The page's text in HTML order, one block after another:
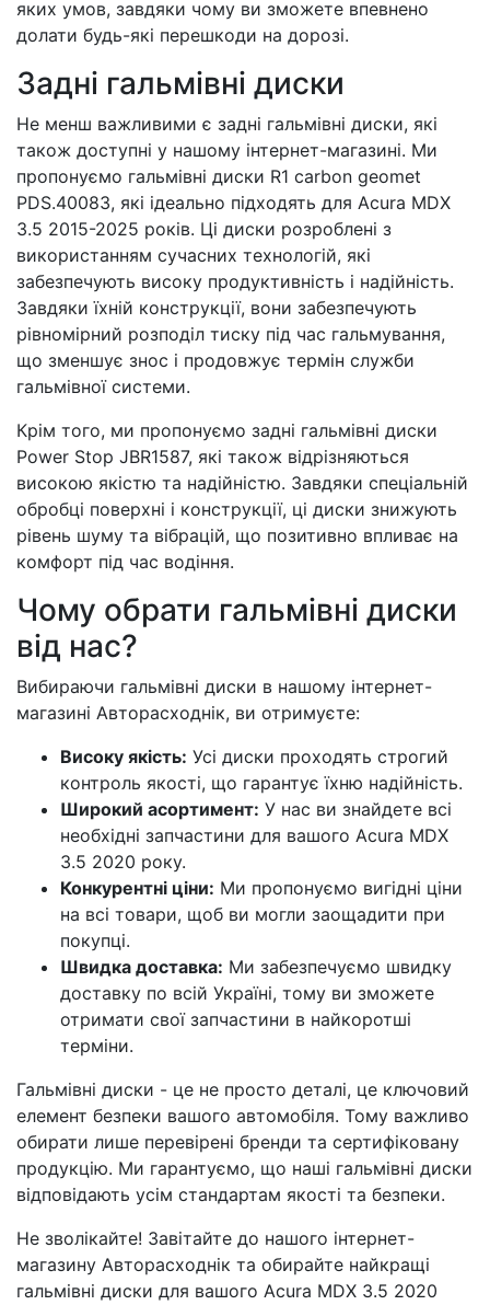
яких умов, завдяки чому ви зможете впевнено
долати будь-які перешкоди на дорозі.
Задні гальмівні диски
Не менш важливими є задні гальмівні диски, які
також доступні у нашому інтернет-магазині. Ми
пропонуємо гальмівні диски R1 carbon geomet
PDS.40083, які ідеально підходять для Acura MDX
3.5 2015-2025 років. Ці диски розроблені з
використанням сучасних технологій, які
забезпечують високу продуктивність і надійність.
Завдяки їхній конструкції, вони забезпечують
рівномірний розподіл тиску під час гальмування,
що зменшує знос і продовжує термін служби
гальмівної системи.
Крім того, ми пропонуємо задні гальмівні диски
Power Stop JBR1587, які також відрізняються
високою якістю та надійністю. Завдяки спеціальній
обробці поверхні і конструкції, ці диски знижують
рівень шуму та вібрацій, що позитивно впливає на
комфорт під час водіння.
Чому обрати гальмівні диски
від нас?
Вибираючи гальмівні диски в нашому інтернет-
магазині Авторасходнік, ви отримуєте:
Високу якість: Усі диски проходять строгий
контроль якості, що гарантує їхню надійність.
Широкий асортимент: У нас ви знайдете всі
необхідні запчастини для вашого Acura MDX
3.5 2020 року.
Конкурентні ціни: Ми пропонуємо вигідні ціни
на всі товари, щоб ви могли заощадити при
покупці.
Швидка доставка: Ми забезпечуємо швидку
доставку по всій Україні, тому ви зможете
отримати свої запчастини в найкоротші
терміни.
Гальмівні диски - це не просто деталі, це ключовий
елемент безпеки вашого автомобіля. Тому важливо
обирати лише перевірені бренди та сертифіковану
продукцію. Ми гарантуємо, що наші гальмівні диски
відповідають усім стандартам якості та безпеки.
Не зволікайте! Завітайте до нашого інтернет-
магазину Авторасходнік та обирайте найкращі
гальмівні диски для вашого Acura MDX 3.5 2020